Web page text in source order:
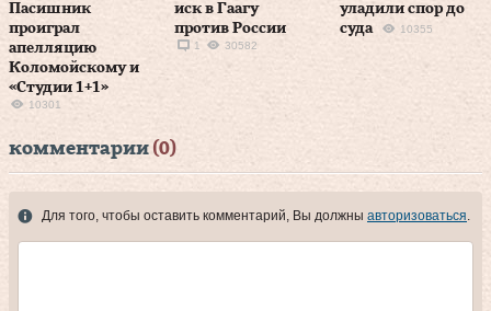
Пасишник
проиграл
апелляцию
Коломойскому и
«Студии 1+1»
10301
иск в Гаагу
против России
1 30582
уладили спор до
суда
10355
комментарии (0)
Для того, чтобы оставить комментарий, Вы должны авторизоваться.